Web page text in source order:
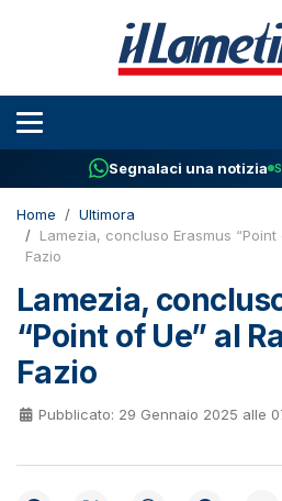
Segnalaci una notizia
Home
Ultimora
Lamezia, concluso Erasmus
Fazio
Lamezia,
“Point of Ue” al
Fazio
Pubblicato: 29 Gennaio 2025 alle